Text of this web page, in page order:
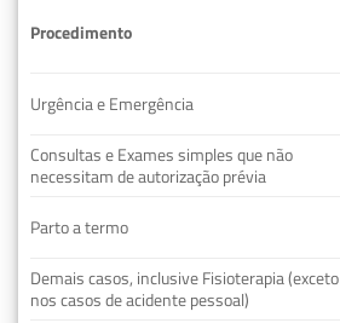
Procedimento
Urgência e Emergência
Consultas e Exames simples que não
necessitam de autorização prévia
Parto a termo
Demais casos, inclusive Fisioterapia (exceto
nos casos de acidente pessoal)